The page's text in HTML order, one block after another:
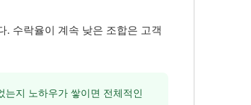
. 수락율이 계속 낮은 조합은 고객
지 노하우가 쌓이면 전체적인